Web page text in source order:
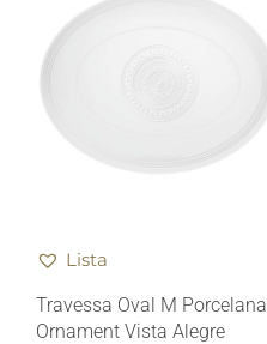
Lista
Travessa Oval M Porcelana
Ornament Vista Alegre